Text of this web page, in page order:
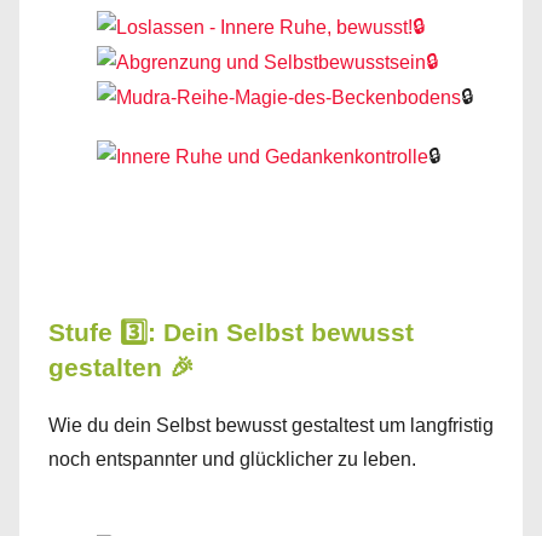
🔒
🔒
🔒
🔒
Stufe 3️⃣: Dein Selbst bewusst
gestalten 🎉
Wie du dein Selbst bewusst gestaltest um langfristig
noch entspannter und glücklicher zu leben.